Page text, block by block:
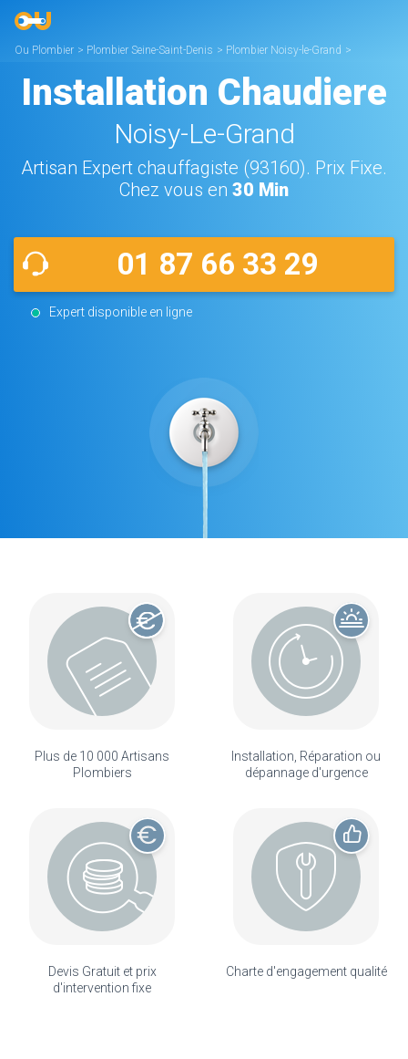
Ou Plombier > Plombier Seine-Saint-Denis > Plombier Noisy-le-Grand >
Installation Chaudiere
Noisy-Le-Grand
Artisan Expert chauffagiste (93160). Prix Fixe.
Chez vous en 30 Min
01 87 66 33 29
Expert disponible en ligne
Plus de 10 000 Artisans
Plombiers
Installation, Réparation ou
dépannage d'urgence
Devis Gratuit et prix
d'intervention fixe
Charte d'engagement qualité